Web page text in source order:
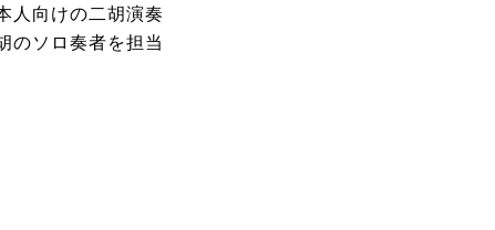
人向けの二胡演奏
のソロ奏者を担当